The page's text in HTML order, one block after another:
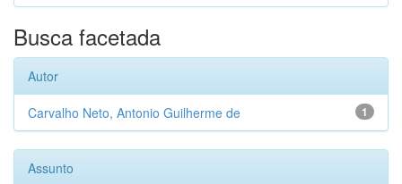
Busca facetada
Autor
1
Carvalho Neto, Antonio Guilherme de
Assunto